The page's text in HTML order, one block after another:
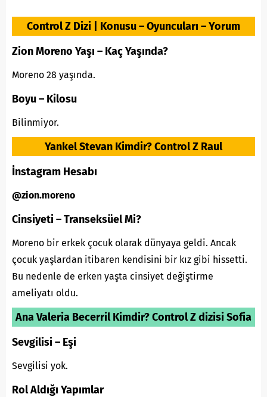
Control Z Dizi | Konusu – Oyuncuları – Yorum
Zion Moreno Yaşı – Kaç Yaşında?
Moreno 28 yaşında.
Boyu – Kilosu
Bilinmiyor.
Yankel Stevan Kimdir? Control Z Raul
İnstagram Hesabı
@zion.moreno
Cinsiyeti – Transeksüel Mi?
Moreno bir erkek çocuk olarak dünyaya geldi. Ancak
çocuk yaşlardan itibaren kendisini bir kız gibi hissetti.
Bu nedenle de erken yaşta cinsiyet değiştirme
ameliyatı oldu.
Ana Valeria Becerril Kimdir? Control Z dizisi Sofia
Sevgilisi – Eşi
Sevgilisi yok.
Rol Aldığı Yapımlar